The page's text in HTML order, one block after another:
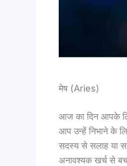
मेष (Aries)
आज का दिन आपके
आप उन्हें निभाने के
सदस्य से सलाह या
अनावश्यक खर्च से